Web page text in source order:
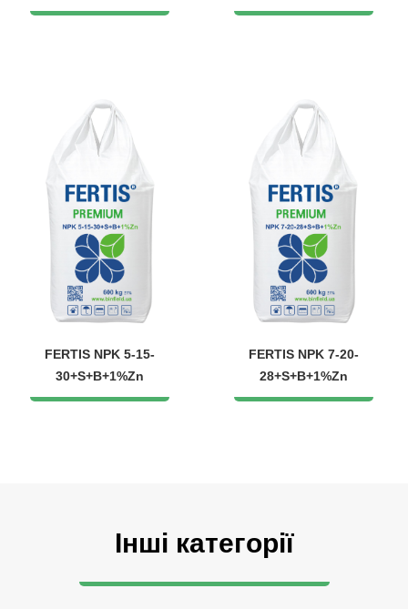
FERTIS NPK 5-15-
30+S+B+1%Zn
FERTIS NPK 7-20-
28+S+B+1%Zn
Інші категорії